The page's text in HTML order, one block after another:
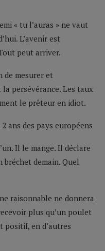
« tu l’auras » ne vaut
L’avenir est
peut arriver.
de mesurer et
persévérance. Les taux
le prêteur en idiot.
Il le mange. Il déclare
bréchet demain. Quel
raisonnable ne donnera
plus qu’un poulet
positif, en d’autres